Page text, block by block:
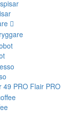
49 PRO Flair PRO